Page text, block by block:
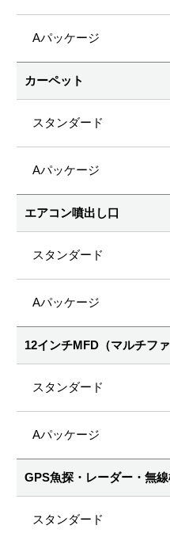
カーペット
エアコン噴出し口
12インチMFD（マルチフ
GPS魚探・レーダー・無